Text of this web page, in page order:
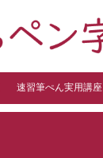
速習筆ぺん実用講座